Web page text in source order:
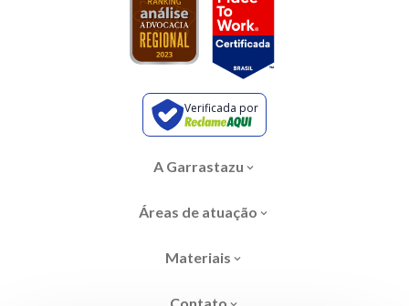
Verificada por
A Garrastazu
Áreas de atuação
Materiais